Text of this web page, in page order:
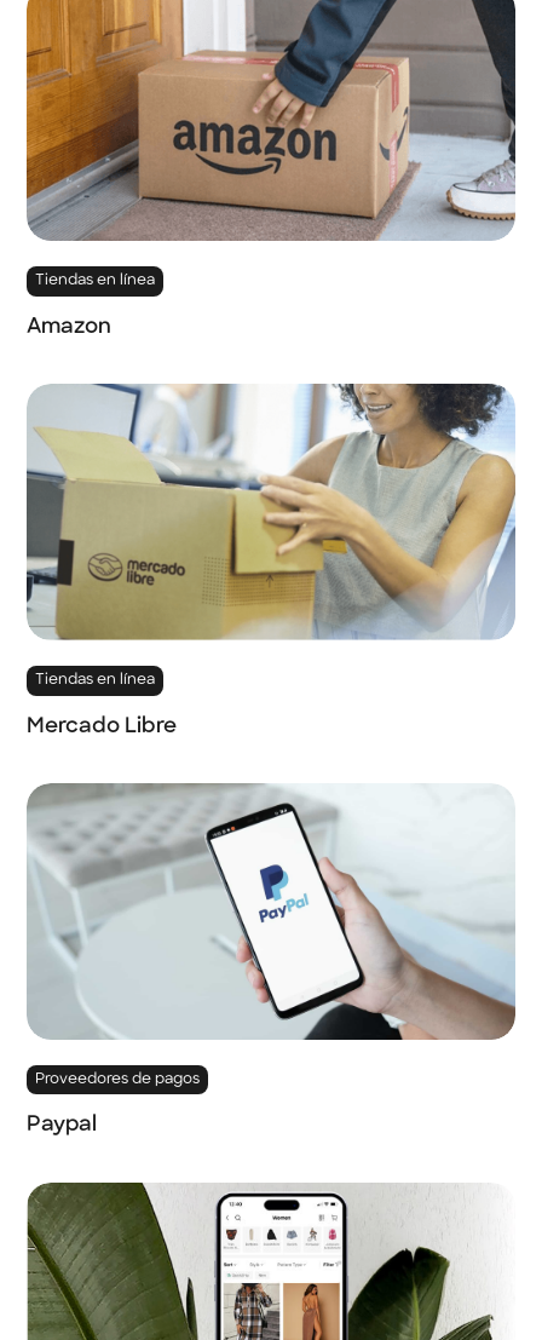
Tiendas en línea
Amazon
Tiendas en línea
Mercado Libre
Proveedores de pagos
Paypal